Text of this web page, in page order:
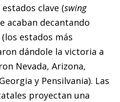
clave (swing
acaban decantando
estados más
dándole la victoria a
Nevada, Arizona,
y Pensilvania). Las
proyectan una